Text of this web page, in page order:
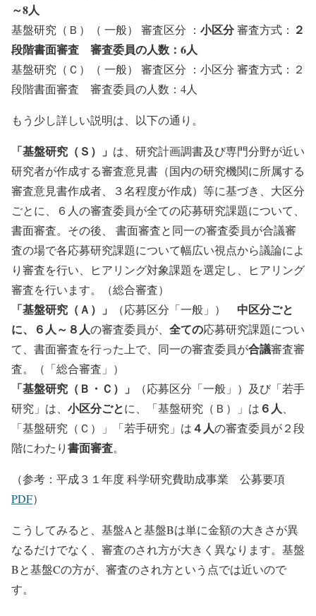
～8人
基盤研究（Ｂ）（ 一般） 審査区分 ： 小区分審査方式： ２
段階書面審査 審査委員の人数：6人
基盤研究（Ｃ）（ 一般） 審査区分 ：小区分 審査方式：２
段階書面審査 審査委員の人数：4人
もう少し詳しい説明は、以下の通り。
「基盤研究（Ｓ）」 は、研究計画調書及び専門分野が近い
研究者が作成する審査意見書（国内の研究機関に所属する
審査意見書作成者、３名程度が作成）等に基づき、大区分
ごとに、６人の審査委員が全ての応募研究課題について、
書面審査。その後、 書面審査と同一の審査委員が合議審
査の場で各応募研究課題について幅広い視点から議論によ
り審査を行い、ヒアリング対象課題を選定し、ヒアリング
審査を行います。（総合審査）
「基盤研究（Ａ）」 （応募区分「一般」） 中区分ごと
に、６人～８人の審査委員が、 全ての応募研究課題につい
て、書面審査を行った上で、同一の審査委員が合議審査審
査。（「総合審査」）
「基盤研究（Ｂ・Ｃ）」
（応募区分「一般」）及び「若手
研究」は、 小区分ごとに、「基盤研究（Ｂ）」は ６人
「基盤研究（Ｃ）」「若手研究」は４人の審査委員が２段
階にわたり書面審査。
（参考：平成３１年度 科学研究費助成事業 公募要項
PDF）
こうしてみると、基盤Aと基盤Bは単に金額の大きさが異
なるだけでなく、審査のされ方が大きく異なります。基盤
Bと基盤Cの方が、審査のされ方という点では近いので
す。